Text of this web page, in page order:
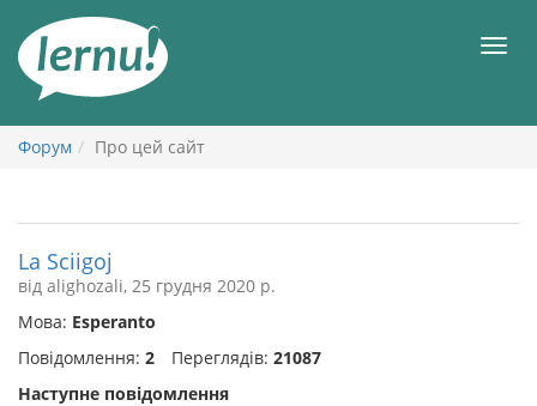
змісту
Форум Про цей сайт
La Sciigoj
від alighozali, 25 грудня 2020 р.
Мова: Esperanto
Повідомлення: 2 Переглядів: 21087
Наступне повідомлення